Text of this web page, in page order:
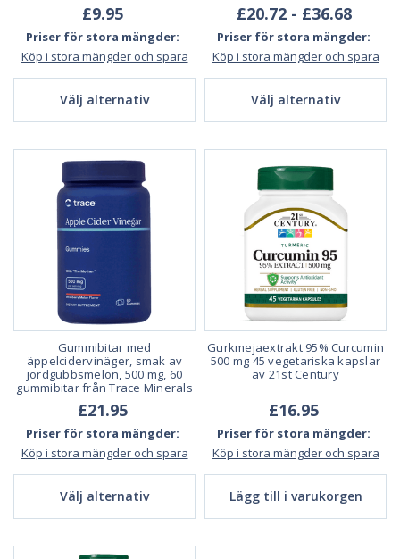
£9.95
Priser för stora mängder:
Köp i stora mängder och spara
Välj alternativ
£20.72 - £36.68
Priser för stora mängder:
Köp i stora mängder och spara
Välj alternativ
Gummibitar med
äppelcidervinäger, smak av
jordgubbsmelon, 500 mg, 60
gummibitar från Trace Minerals
£21.95
Priser för stora mängder:
Köp i stora mängder och spara
Välj alternativ
Gurkmejaextrakt 95% Curcumin
500 mg 45 vegetariska kapslar
av 21st Century
£16.95
Priser för stora mängder:
Köp i stora mängder och spara
Lägg till i varukorgen